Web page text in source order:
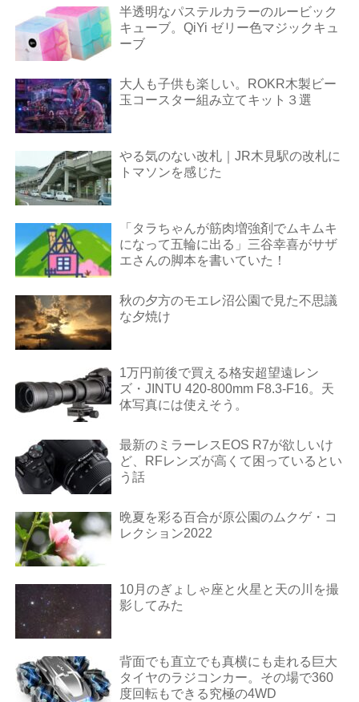
半透明なパステルカラーのルービック
キューブ。QiYi ゼリー色マジックキュ
ーブ
大人も子供も楽しい。ROKR木製ビー
玉コースター組み立てキット３選
やる気のない改札｜JR木見駅の改札に
トマソンを感じた
「タラちゃんが筋肉増強剤でムキムキ
になって五輪に出る」三谷幸喜がサザ
エさんの脚本を書いていた！
秋の夕方のモエレ沼公園で見た不思議
な夕焼け
1万円前後で買える格安超望遠レン
ズ・JINTU 420-800mm F8.3-F16。天
体写真には使えそう。
最新のミラーレスEOS R7が欲しいけ
ど、RFレンズが高くて困っているとい
う話
晩夏を彩る百合が原公園のムクゲ・コ
レクション2022
10月のぎょしゃ座と火星と天の川を撮
影してみた
背面でも直立でも真横にも走れる巨大
タイヤのラジコンカー。その場で360
度回転もできる究極の4WD